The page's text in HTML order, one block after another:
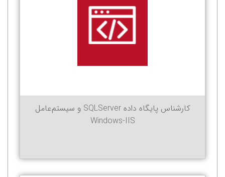
کارشناس پایگاه داده SQLServer و سیستم‌عامل
Windows-IIS